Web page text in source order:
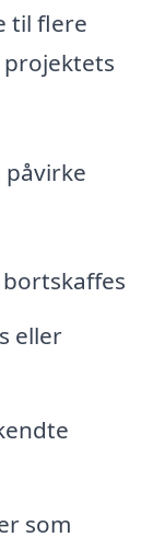
til flere
påvirke
eller
som